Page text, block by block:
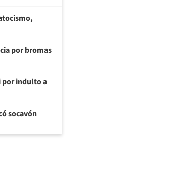
por bromas
por indulto a
socavón